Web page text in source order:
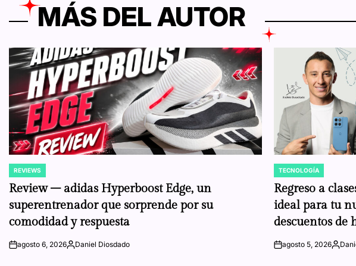
MÁS DEL AUTOR
POSTED
IN
REVIEWS
Review – adidas Hyperboost Edge, un
superentrenador que sorprende por su
comodidad y respuesta
onagosto 6, 2026Posted
Daniel Diosdado
POSTED
IN
TECNOLOGÍA
Regreso a
ideal para tu
descuentos de
onagosto 5, 2026Posted